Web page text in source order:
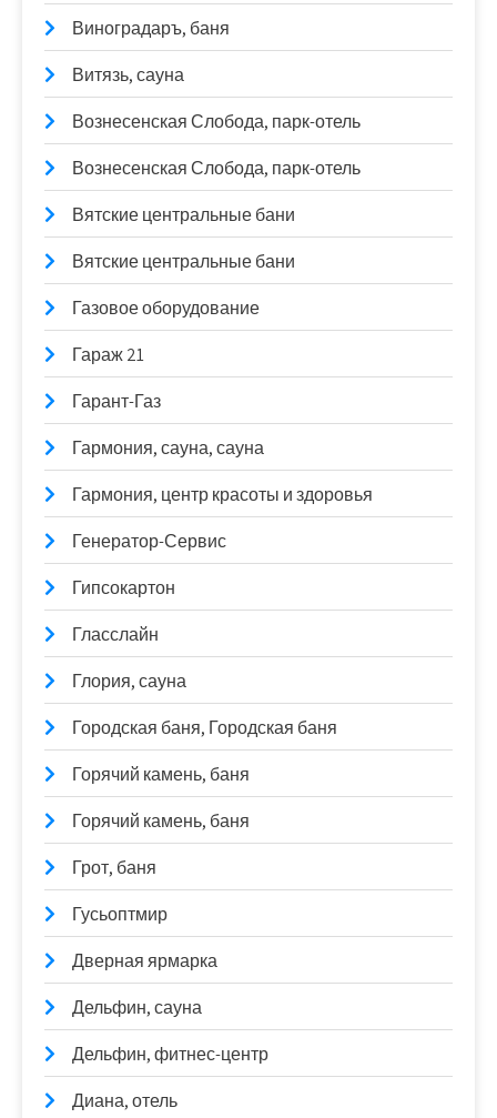
Виноградаръ, баня
Витязь, сауна
Вознесенская Слобода, парк-отель
Вознесенская Слобода, парк-отель
Вятские центральные бани
Вятские центральные бани
Газовое оборудование
Гараж 21
Гарант-Газ
Гармония, сауна, сауна
Гармония, центр красоты и здоровья
Генератор-Сервис
Гипсокартон
Гласслайн
Глория, сауна
Городская баня, Городская баня
Горячий камень, баня
Горячий камень, баня
Грот, баня
Гусьоптмир
Дверная ярмарка
Дельфин, сауна
Дельфин, фитнес-центр
Диана, отель